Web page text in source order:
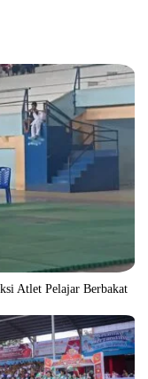
Atlet Pelajar Berbakat